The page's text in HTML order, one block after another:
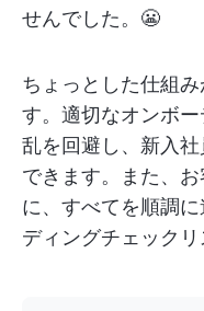
せんでした。😬
ちょっとした仕組
す。適切なオンボ
乱を回避し、新入
できます。また、
に、すべてを順調
ディングチェック